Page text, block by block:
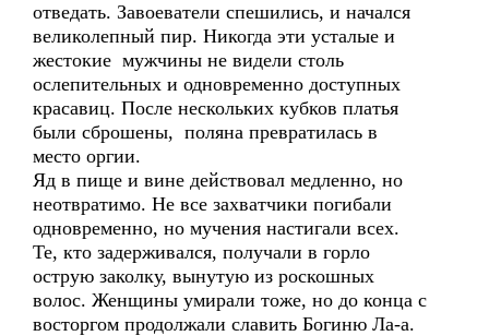
отведать. Завоеватели спешились, и начался
великолепный пир. Никогда эти усталые и
жестокие мужчины не видели столь
ослепительных и одновременно доступных
красавиц. После нескольких кубков платья
были сброшены, поляна превратилась в
место оргии.
Яд в пище и вине действовал медленно, но
неотвратимо. Не все захватчики погибали
одновременно, но мучения настигали всех.
Те, кто задерживался, получали в горло
острую заколку, вынутую из роскошных
волос. Женщины умирали тоже, но до конца с
восторгом продолжали славить Богиню Ла-а.